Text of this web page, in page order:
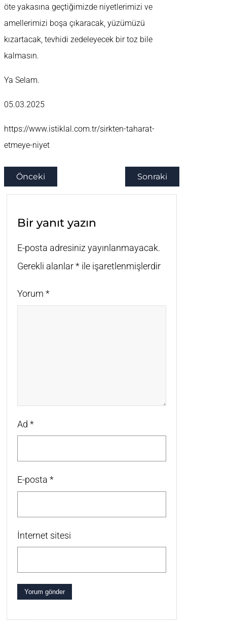
öte yakasına geçtiğimizde niyetlerimizi ve
amellerimizi boşa çıkaracak, yüzümüzü
kızartacak, tevhidi zedeleyecek bir toz bile
kalmasın.
Ya Selam.
05.03.2025
https://www.istiklal.com.tr/sirkten-taharat-
etmeye-niyet
Önceki Sonraki
Bir yanıt yazın
E-posta adresiniz yayınlanmayacak.
Gerekli alanlar* ile işaretlenmişlerdir
Yorum *
Ad *
E-posta *
İnternet sitesi